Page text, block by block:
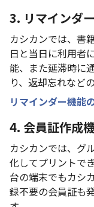
3. リマインダ
カシカンでは、書
日と当日に利用者
能、また延滞時に
り、返却忘れなど
リマインダー機能
4. 会員証作成
カシカンでは、グ
化してプリントで
台の端末でもカシ
録不要の会員証も